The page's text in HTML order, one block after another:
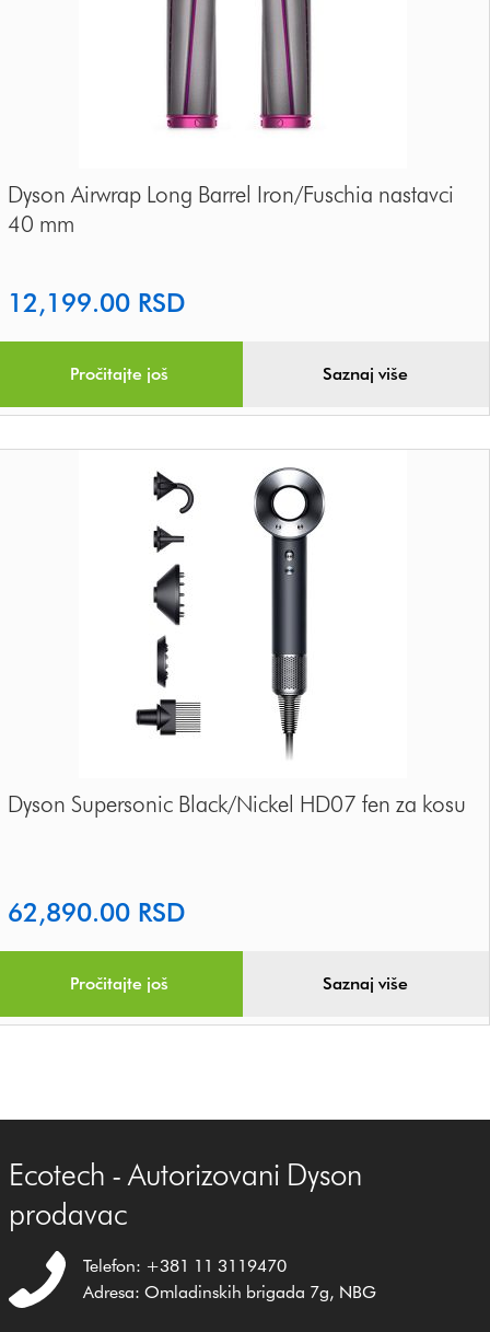
Dyson Airwrap Long Barrel Iron/Fuschia nastavci
40 mm
12,199.00 RSD
Pročitajte još Saznaj više
Dyson Supersonic Black/Nickel HD07 fen za kosu
62,890.00 RSD
Pročitajte još Saznaj više
Ecotech - Autorizovani Dyson
prodavac
Telefon: +381 11 3119470
Adresa: Omladinskih brigada 7g, NBG